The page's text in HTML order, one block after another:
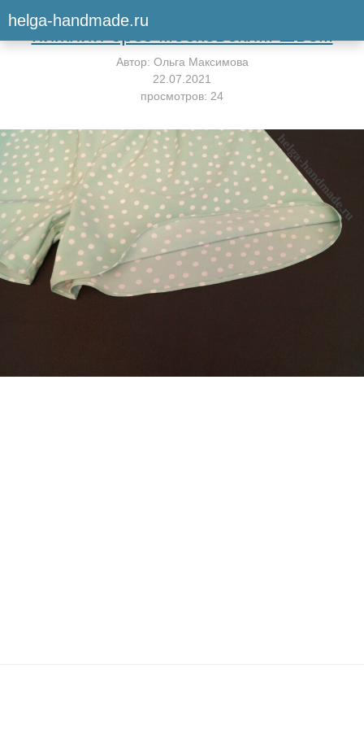
helga-handmade.ruВернуться к мастер-классу
нижний срез московским швом
Автор: Ольга Максимова
22.07.2021
просмотров: 24